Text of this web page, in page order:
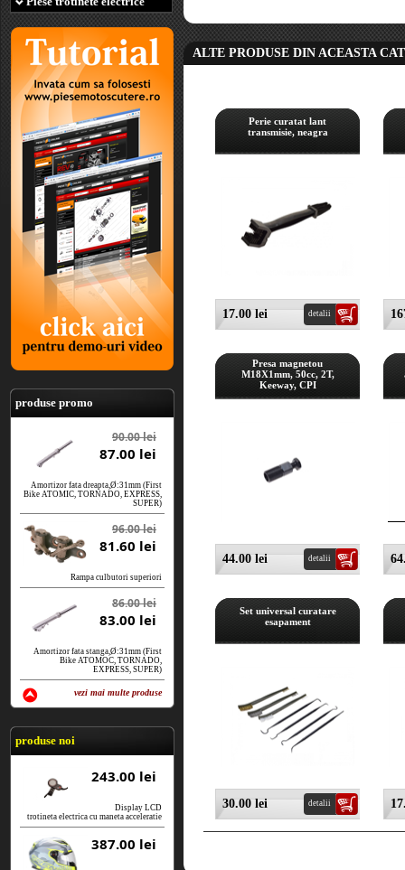
produse promo
90.00 lei
87.00 lei
Amortizor fata dreapta,Ø:31mm (First
Bike ATOMIC, TORNADO, EXPRESS,
SUPER)
96.00 lei
81.60 lei
Rampa culbutori superiori
86.00 lei
83.00 lei
Amortizor fata stanga,Ø:31mm (First
Bike ATOMOC, TORNADO,
EXPRESS, SUPER)
vezi mai multe produse
vezi produse
produse noi
243.00 lei
Display LCD
trotineta electrica cu maneta acceleratie
387.00 lei
ALTE PRODUSE DIN ACEASTA
Perie curatat lant
transmisie, neagra
17.00 lei detalii
Presa magnetou
M18X1mm, 50cc, 2T,
Keeway, CPI
44.00 lei detalii
Set universal curatare
esapament
30.00 lei detalii